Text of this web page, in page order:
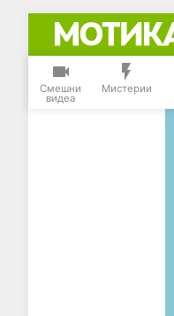
Смешни
видеа
Мистерии